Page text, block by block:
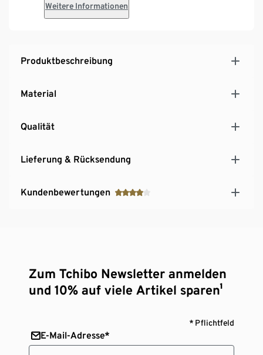
Weitere Informationen
Produktbeschreibung
Material
Qualität
Lieferung & Rücksendung
Kundenbewertungen
Zum Tchibo Newsletter anmelden
und 10% auf viele Artikel sparen¹
* Pflichtfeld
E-Mail-Adresse*